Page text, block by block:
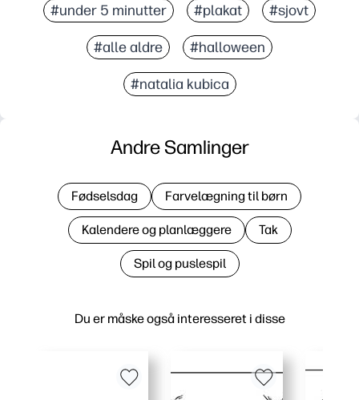
#under 5 minutter #plakat #sjovt
#alle aldre #halloween
#natalia kubica
Du er måske også interesseret i disse
Andre Samlinger
Fødselsdag Farvelægning til børn
Kalendere og planlæggere Tak
Spil og puslespil